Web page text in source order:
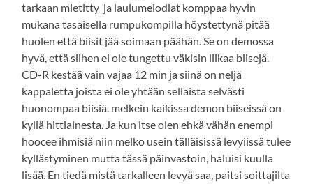
tarkaan mietitty ja laulumelodiat komppaa hyvin
mukana tasaisella rumpukompilla höystettynä pitää
huolen että biisit jää soimaan päähän. Se on demossa
hyvä, että siihen ei ole tungettu väkisin liikaa biisejä.
CD-R kestää vain vajaa 12 min ja siinä on neljä
kappaletta joista ei ole yhtään sellaista selvästi
huonompaa biisiä. melkein kaikissa demon biiseissä on
kyllä hittiainesta. Ja kun itse olen ehkä vähän enempi
hoocee ihmisiä niin melko usein tälläisissä levyiissä tulee
kyllästyminen mutta tässä päinvastoin, haluisi kuulla
lisää. En tiedä mistä tarkalleen levyä saa, paitsi soittajilta